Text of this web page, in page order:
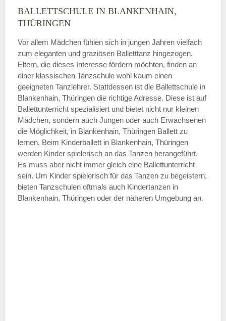
ÖFFNUNGSZEITEN HINZUFÜGEN
—
ÖFFNUNGSZEITEN HINZUFÜGEN
Samstag
—
ÖFFNUNGSZEITEN HINZUFÜGEN
BALLETTSCHULE IN BLANKENHAIN,
THÜRINGEN
Vor allem Mädchen fühlen sich in jungen Jahren vielfach
zum eleganten und graziösen Balletttanz hingezogen.
Eltern, die dieses Interesse fördern möchten, finden an
einer klassischen Tanzschule wohl kaum einen
geeigneten Tanzlehrer. Stattdessen ist die Ballettschule in
Blankenhain, Thüringen die richtige Adresse. Diese ist auf
Ballettunterricht spezialisiert und bietet nicht nur kleinen
Mädchen, sondern auch Jungen oder auch Erwachsenen
die Möglichkeit, in Blankenhain, Thüringen Ballett zu
lernen. Beim Kinderballett in Blankenhain, Thüringen
werden Kinder spielerisch an das Tanzen herangeführt.
Es muss aber nicht immer gleich eine Ballettunterricht
sein. Um Kinder spielerisch für das Tanzen zu begeistern,
bieten Tanzschulen oftmals auch Kindertanzen in
Blankenhain, Thüringen oder der näheren Umgebung an.